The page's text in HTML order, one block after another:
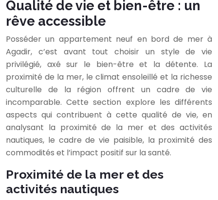
Qualité de vie et bien-être : un
rêve accessible
Posséder un appartement neuf en bord de mer à
Agadir, c’est avant tout choisir un style de vie
privilégié, axé sur le bien-être et la détente. La
proximité de la mer, le climat ensoleillé et la richesse
culturelle de la région offrent un cadre de vie
incomparable. Cette section explore les différents
aspects qui contribuent à cette qualité de vie, en
analysant la proximité de la mer et des activités
nautiques, le cadre de vie paisible, la proximité des
commodités et l’impact positif sur la santé.
Proximité de la mer et des
activités nautiques